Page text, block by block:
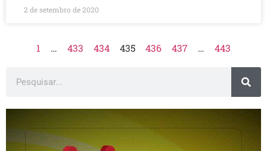
2 de setembro de 2020
1 … 433 434 435 436 437 … 443